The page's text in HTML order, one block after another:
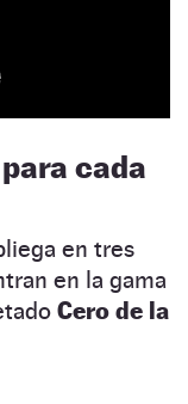
cada
en tres
en la gama
Cero de la